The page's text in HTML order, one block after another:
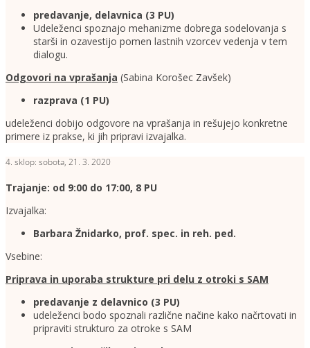
predavanje, delavnica (3 PU)
Udeleženci spoznajo mehanizme dobrega sodelovanja s
starši in ozavestijo pomen lastnih vzorcev vedenja v tem
dialogu.
Odgovori na vprašanja (Sabina Korošec Zavšek)
razprava (1 PU)
udeleženci dobijo odgovore na vprašanja in rešujejo konkretne
primere iz prakse, ki jih pripravi izvajalka.
4. sklop: sobota, 21. 3. 2020
Trajanje: od 9:00 do 17:00, 8 PU
Izvajalka:
Barbara Žnidarko, prof. spec. in reh. ped.
Vsebine:
Priprava in uporaba strukture pri delu z otroki s SAM
predavanje z delavnico (3 PU)
udeleženci bodo spoznali različne načine kako načrtovati in
pripraviti strukturo za otroke s SAM